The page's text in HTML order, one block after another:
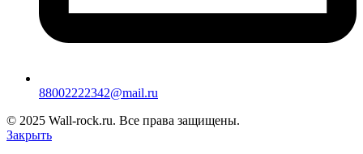
88002222342@mail.ru
© 2025 Wall-rock.ru. Все права защищены.
Закрыть